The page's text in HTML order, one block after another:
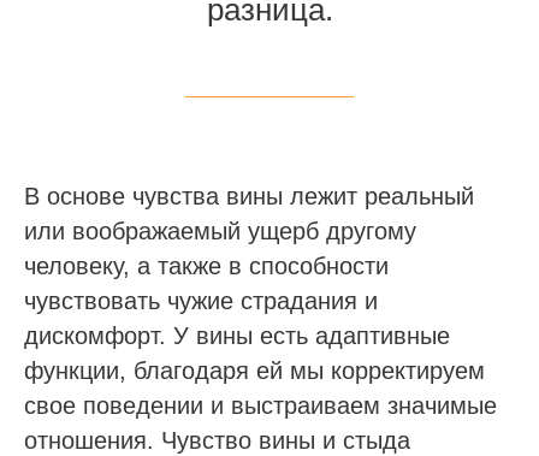
разница.
В основе чувства вины лежит реальный
или воображаемый ущерб другому
человеку, а также в способности
чувствовать чужие страдания и
дискомфорт. У вины есть адаптивные
функции, благодаря ей мы корректируем
свое поведении и выстраиваем значимые
отношения. Чувство вины и стыда